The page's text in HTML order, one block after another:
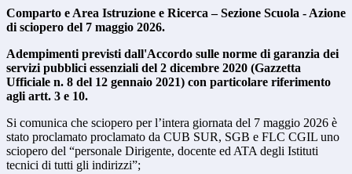
Comparto e Area Istruzione e Ricerca – Sezione Scuola - Azione
di sciopero del 7 maggio 2026.
Adempimenti previsti dall'Accordo sulle norme di garanzia dei
servizi pubblici essenziali del 2 dicembre 2020 (Gazzetta
Ufficiale n. 8 del 12 gennaio 2021) con particolare riferimento
agli artt. 3 e 10.
Si comunica che sciopero per l’intera giornata del 7 maggio 2026 è
stato proclamato proclamato da CUB SUR, SGB e FLC CGIL uno
sciopero del “personale Dirigente, docente ed ATA degli Istituti
tecnici di tutti gli indirizzi”;